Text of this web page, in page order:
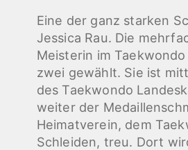
Eine der ganz starken
Jessica Rau. Die
Meisterin im
zwei gewählt. Sie ist
des Taekwondo
weiter der
Heimatverein, dem
Schleiden, treu. Dort